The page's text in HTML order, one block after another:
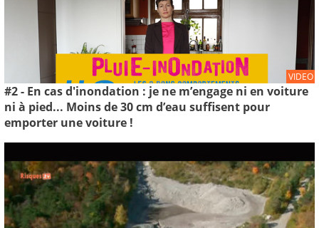
VIDEO
#2 - En cas d'inondation : je ne m’engage ni en voiture
ni à pied... Moins de 30 cm d’eau suffisent pour
emporter une voiture !